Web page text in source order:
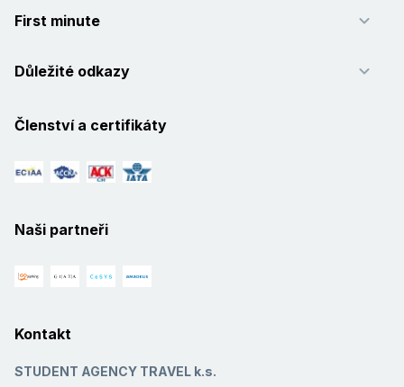
First minute
Důležité odkazy
Členství a certifikáty
Naši partneři
Kontakt
STUDENT AGENCY TRAVEL k.s.